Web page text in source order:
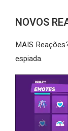
NOVOS
MAIS
espiada.
Tocador